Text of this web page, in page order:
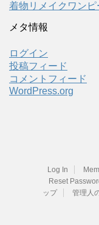
着物リメイクワンピ
メタ情報
ログイン
投稿フィード
コメントフィード
WordPress.org
Log In
Reset
ップ
管理人